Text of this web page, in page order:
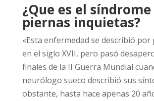
¿Que es el síndrome
piernas inquietas?
«Esta enfermedad se describió por
en el siglo XVII, pero pasó
finales de la II Guerra Mundial
neurólogo sueco describió sus
obstante, hasta hace apenas 20